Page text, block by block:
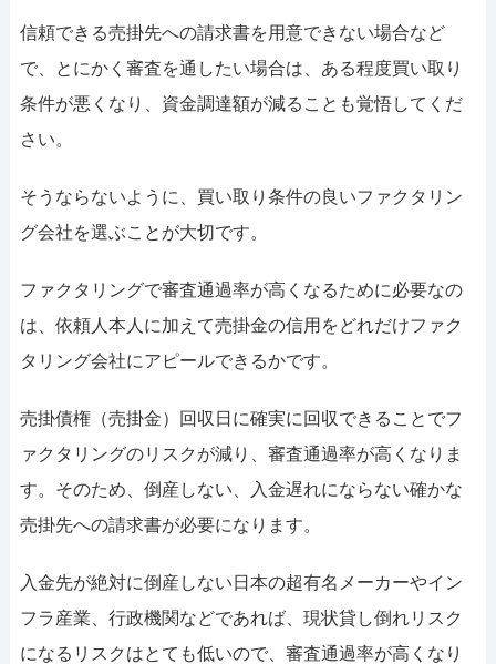
信頼できる売掛先への請求書を用意できない場合など
で、とにかく審査を通したい場合は、ある程度買い取り
条件が悪くなり、資金調達額が減ることも覚悟してくだ
さい。
そうならないように、買い取り条件の良いファクタリン
グ会社を選ぶことが大切です。
ファクタリングで審査通過率が高くなるために必要なの
は、依頼人本人に加えて売掛金の信用をどれだけファク
タリング会社にアピールできるかです。
売掛債権（売掛金）回収日に確実に回収できることでフ
ァクタリングのリスクが減り、審査通過率が高くなりま
す。そのため、倒産しない、入金遅れにならない確かな
売掛先への請求書が必要になります。
入金先が絶対に倒産しない日本の超有名メーカーやイン
フラ産業、行政機関などであれば、現状貸し倒れリスク
になるリスクはとても低いので、審査通過率が高くなり